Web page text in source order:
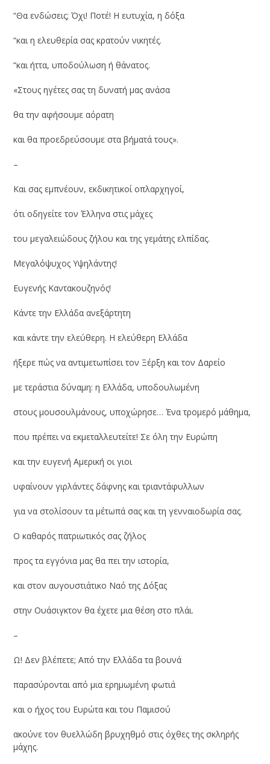
“Θα ενδώσεις; Όχι! Ποτέ! Η ευτυχία, η δόξα
“και η ελευθερία σας κρατούν νικητές.
“και ήττα, υποδούλωση ή θάνατος.
«Στους ηγέτες σας τη δυνατή μας ανάσα
θα την αφήσουμε αόρατη
και θα προεδρεύσουμε στα βήματά τους».
–
Και σας εμπνέουν, εκδικητικοί οπλαρχηγοί,
ότι οδηγείτε τον Έλληνα στις μάχες
του μεγαλειώδους ζήλου και της γεμάτης ελπίδας.
Μεγαλόψυχος Υψηλάντης!
Ευγενής Καντακουζηνός!
Κάντε την Ελλάδα ανεξάρτητη
και κάντε την ελεύθερη. Η ελεύθερη Ελλάδα
ήξερε πώς να αντιμετωπίσει τον Ξέρξη και τον Δαρείο
με τεράστια δύναμη: η Ελλάδα, υποδουλωμένη
στους μουσουλμάνους, υποχώρησε… Ένα τρομερό μάθημα,
που πρέπει να εκμεταλλευτείτε! Σε όλη την Ευρώπη
και την ευγενή Αμερική οι γιοι
υφαίνουν γιρλάντες δάφνης και τριαντάφυλλων
για να στολίσουν τα μέτωπά σας και τη γενναιοδωρία σας.
Ο καθαρός πατριωτικός σας ζήλος
προς τα εγγόνια μας θα πει την ιστορία,
και στον αυγουστιάτικο Ναό της Δόξας
στην Ουάσιγκτον θα έχετε μια θέση στο πλάι.
–
Ω! Δεν βλέπετε; Από την Ελλάδα τα βουνά
παρασύρονται από μια ερημωμένη φωτιά
και ο ήχος του Ευρώτα και του Παμισού
ακούνε τον θυελλώδη βρυχηθμό στις όχθες της σκληρής
μάχης.